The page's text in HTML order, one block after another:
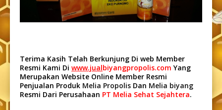
Terima Kasih Telah Berkunjung Di web Member
Resmi Kami Di www.jualbiyangpropolis.com Yang
Merupakan Website Online Member Resmi
Penjualan Produk Melia Propolis Dan Melia biyang
Resmi Dari Perusahaan PT Melia Sehat Sejahtera.